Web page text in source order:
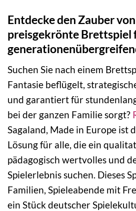
Entdecke den Zauber
preisgekrönte Brettspiel
Suchen Sie nach einem
Fantasie beflügelt,
und garantiert für
bei der ganzen Familie sorgt?
Sagaland, Made in Europe ist
Lösung für alle, die ein
pädagogisch wertvolles und
Spielerlebnis suchen. Dieses
Familien, Spieleabende mit
ein Stück deutscher